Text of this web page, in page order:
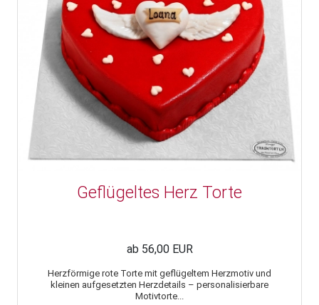
Geflügeltes Herz Torte
ab 56,00 EUR
Herzförmige rote Torte mit geflügeltem Herzmotiv und
kleinen aufgesetzten Herzdetails – personalisierbare
Motivtorte...